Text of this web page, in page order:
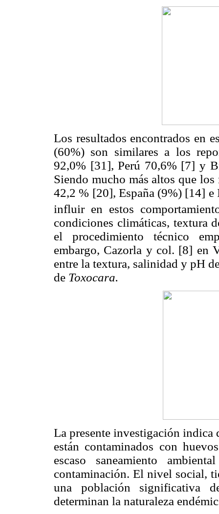
Los resultados encontrados en
(60%) son similares a los
92,0% [31], Perú 70,6% [7] y
Siendo mucho más altos que
42,2 % [20], España (9%) [14]
influir en estos
condiciones climáticas, textura
el procedimiento técnico
embargo, Cazorla y col. [8] en
entre la textura, salinidad y pH
de Toxocara.
La presente investigación indica
están contaminados con
escaso saneamiento
contaminación. El nivel social,
una población significativa
determinan la naturaleza